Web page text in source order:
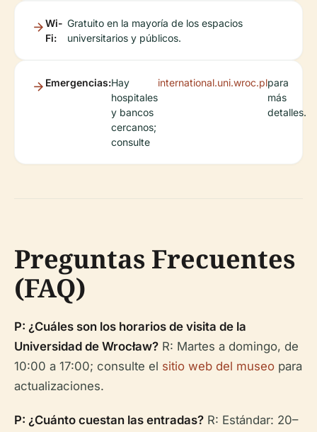
Wi-
Fi:
Gratuito en la mayoría de los espacios
universitarios y públicos.
Emergencias:Hay
hospitales
y bancos
cercanos;
consulte
international.uni.wroc.plpara
más
detalles.
Preguntas Frecuentes
(FAQ)
P: ¿Cuáles son los horarios de visita de la
Universidad de Wrocław? R: Martes a domingo, de
10:00 a 17:00; consulte el sitio web del museo para
actualizaciones.
P: ¿Cuánto cuestan las entradas? R: Estándar: 20–